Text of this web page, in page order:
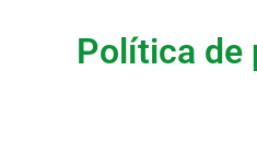
Política de